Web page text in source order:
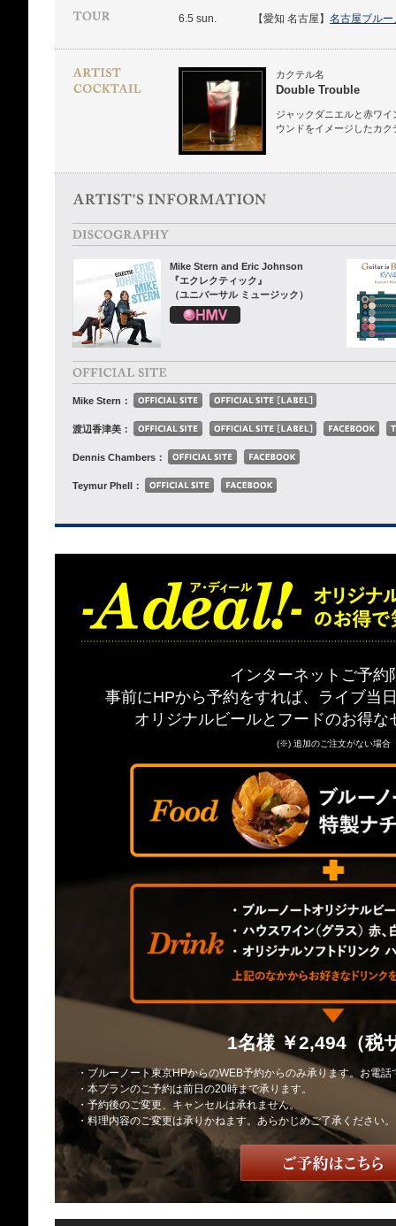
6.5 sun. 【愛知 名古屋】 名古屋ブルー
カクテル名
Double Trouble
ジャックダニエルと赤ワ
ウンドをイメージしたカク
Mike Stern and Eric Johnson
『エクレクティック』
（ユニバーサル ミュージック）
Mike Stern：
渡辺香津美：
Dennis Chambers：
Teymur Phell：
インターネットご予約
事前にHPから予約をすれば、ライブ当
オリジナルビールとフードのお得な
(※) 追加のご注文がない場合
1名様 ￥2,494（税
・ブルーノート東京HPからのWEB予約からのみ承ります。お電
・本プランのご予約は前日の20時まで承ります。
・予約後のご変更、キャンセルは承れません。
・料理内容のご変更は承りかねます。あらかじめご了承ください。